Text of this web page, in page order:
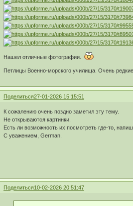
Нашел отличные фотографии.
Петлицы Военно-морского училища. Очень
Поделиться27-01-2026 15:15:51
К сожалению очень поздно заметил эту тему.
Не открываются картинки.
Есть ли возможность их посмотреть где-то,
С уважением, German.
Поделиться10-02-2026 20:51:47